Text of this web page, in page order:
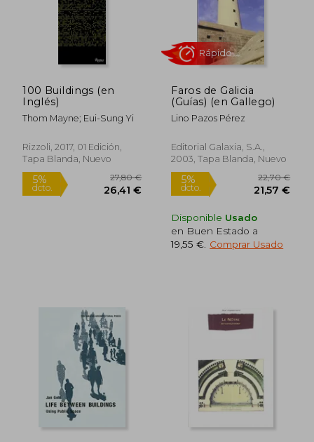
5%
dcto.
5%
dcto.
100 Buildings (en
Inglés)
Thom Mayne; Eui-Sung Yi
Rizzoli, 2017, 01 Edición,
Tapa Blanda, Nuevo
Faros de Galicia
(Guías) (en Gallego)
Lino Pazos Pérez
Editorial Galaxia, S.A.,
2003, Tapa Blanda, Nuevo
Disponible Usado
en Buen Estado a
19,55 € Comprar Usado